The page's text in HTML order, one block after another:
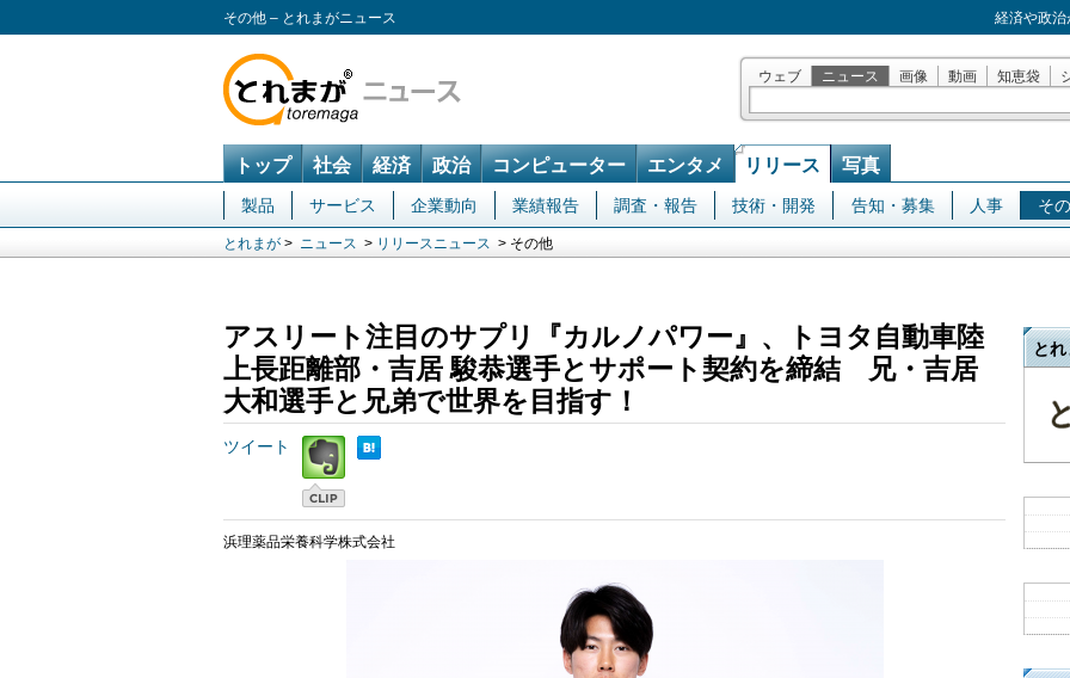
その他 – とれまがニュース 経済や政
ウェブ ニュース 画像 動画 知恵袋
トップ 社会 経済 政治 コンピューター エンタメ リリース 写真
製品 サービス 企業動向 業績報告 調査・報告 技術・開発 告知・募集 人事 そ
とれまが > ニュース > リリースニュース > その他
アスリート注目のサプリ『カルノパワー』、トヨタ自動車陸
上長距離部・吉居 駿恭選手とサポート契約を締結 兄・吉居
大和選手と兄弟で世界を目指す！
ツイート
浜理薬品栄養科学株式会社
とれ